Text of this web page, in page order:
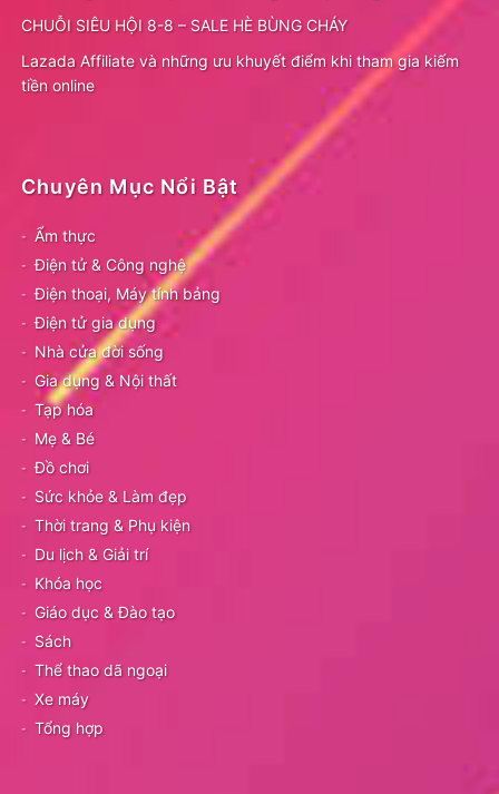
CHUỖI SIÊU HỘI 8-8 – SALE HÈ BÙNG CHÁY
Lazada Affiliate và những ưu khuyết điểm khi tham gia kiếm
tiền online
Chuyên Mục Nổi Bật
Ẩm thực
Điện tử & Công nghệ
Điện thoại, Máy tính bảng
Điện tử gia dụng
Nhà cửa đời sống
Gia dụng & Nội thất
Tạp hóa
Mẹ & Bé
Đồ chơi
Sức khỏe & Làm đẹp
Thời trang & Phụ kiện
Du lịch & Giải trí
Khóa học
Giáo dục & Đào tạo
Sách
Thể thao dã ngoại
Xe máy
Tổng hợp